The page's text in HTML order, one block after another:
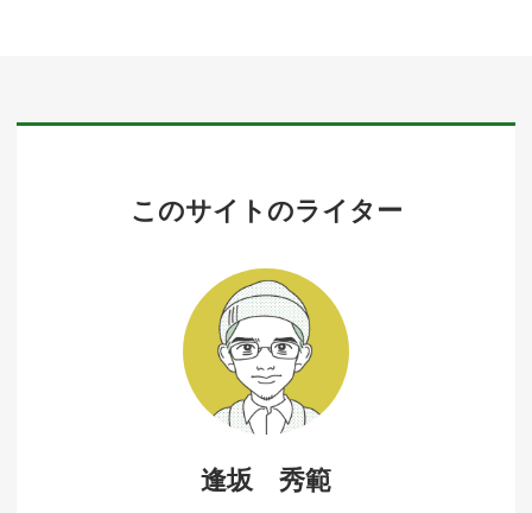
このサイトのライター
逢坂 秀範